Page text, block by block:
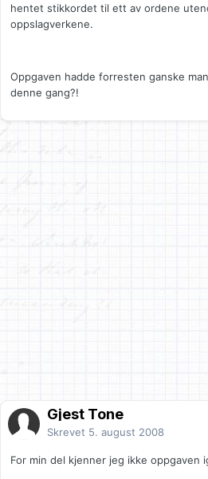
hentet stikkordet til ett av ordene
oppslagverkene.
Oppgaven hadde forresten ganske
denne gang?!
Gjest Tone
Skrevet 5. august 2008
For min del kjenner jeg ikke oppgaven